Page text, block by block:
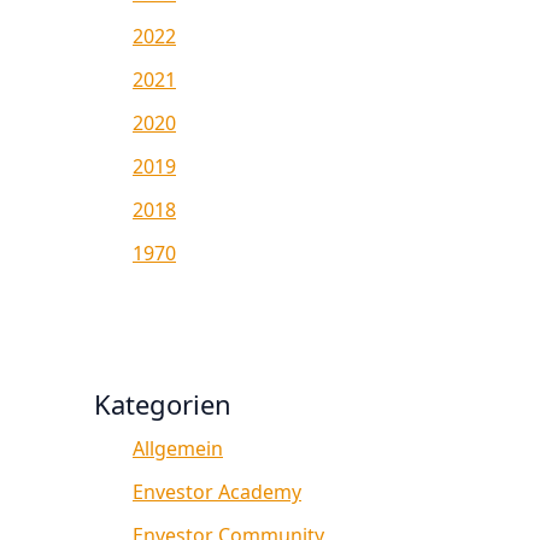
2022
2021
2020
2019
2018
1970
Kategorien
Allgemein
Envestor Academy